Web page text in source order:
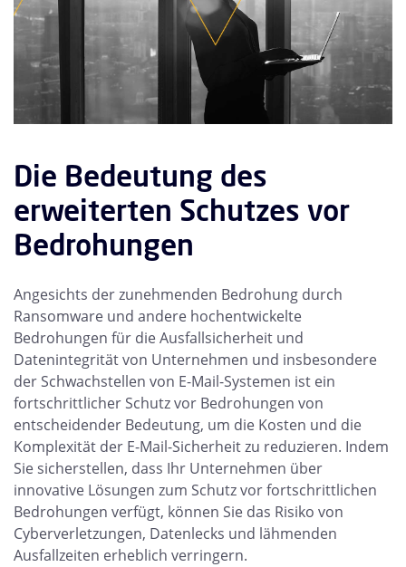
Die Bedeutung des
erweiterten Schutzes vor
Bedrohungen
Angesichts der zunehmenden Bedrohung durch
Ransomware und andere hochentwickelte
Bedrohungen für die Ausfallsicherheit und
Datenintegrität von Unternehmen und insbesondere
der Schwachstellen von E-Mail-Systemen ist ein
fortschrittlicher Schutz vor Bedrohungen von
entscheidender Bedeutung, um die Kosten und die
Komplexität der E-Mail-Sicherheit zu reduzieren. Indem
Sie sicherstellen, dass Ihr Unternehmen über
innovative Lösungen zum Schutz vor fortschrittlichen
Bedrohungen verfügt, können Sie das Risiko von
Cyberverletzungen, Datenlecks und lähmenden
Ausfallzeiten erheblich verringern.